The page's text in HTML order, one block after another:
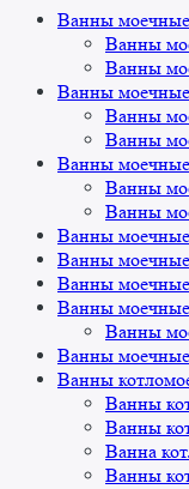
Ванны
Ванны
Ванны
Ванны
Ванны
Ванны
Ванны
Ванны
Ванны
Ванны
Ванны моечные
Ванны
Ванны моечные
Ванны
Ванны моечные
Ванны
Ванны
Ванны
Ванна
Ванны